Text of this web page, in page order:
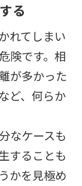
る
れてしまい
険です。相
が多かった
ど、何らか
なケースも
することも
かを見極め